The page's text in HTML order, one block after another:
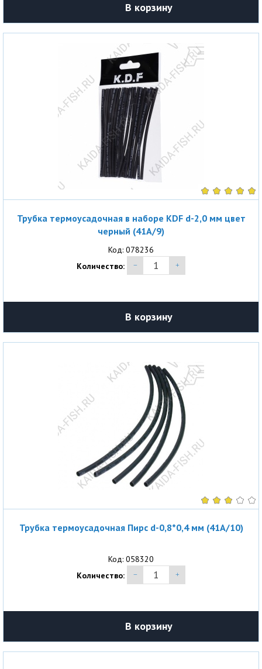
В корзину
Трубка термоусадочная в наборе KDF d-2,0 мм цвет
черный (41A/9)
Код: 078236
Количество:
В корзину
Трубка термоусадочная Пирс d-0,8*0,4 мм (41A/10)
Код: 058320
Количество:
В корзину